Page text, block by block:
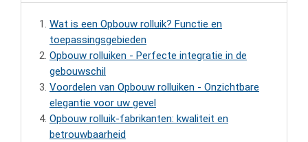
Wat is een Opbouw rolluik? Functie en
toepassingsgebieden
Opbouw rolluiken - Perfecte integratie in de
gebouwschil
Voordelen van Opbouw rolluiken - Onzichtbare
elegantie voor uw gevel
Opbouw rolluik-fabrikanten: kwaliteit en
betrouwbaarheid